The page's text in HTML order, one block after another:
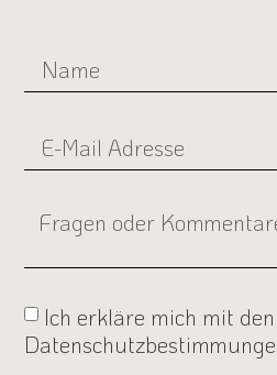
Ich erkläre mich mit den